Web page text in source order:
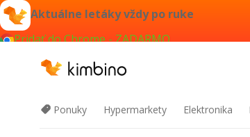
Aktuálne letáky vždy po ruke
Pridať do Chrome - ZADARMO
Ponuky Hypermarkety Elektronika